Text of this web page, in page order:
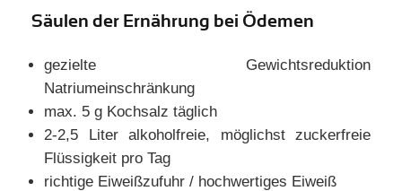
Säulen der Ernährung bei Ödemen
gezielte Gewichtsreduktion
Natriumeinschränkung
max. 5 g Kochsalz täglich
2-2,5 Liter alkoholfreie, möglichst zuckerfreie
Flüssigkeit pro Tag
richtige Eiweißzufuhr / hochwertiges Eiweiß